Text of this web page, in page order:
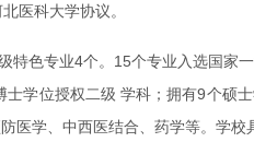
医科大学协议。
色专业4个。15个专业入选国家
学位授权二级 学科；拥有9个硕
学、中西医结合、药学等。学校